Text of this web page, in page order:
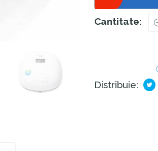
Cantitate:
Distribuie: